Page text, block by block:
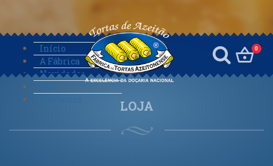
Início
A Fábrica
Novidades
0
LOJA